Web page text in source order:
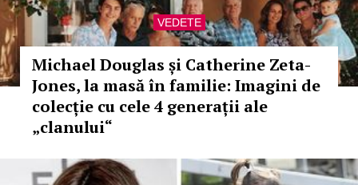
VEDETE
Michael Douglas și Catherine Zeta-
Jones, la masă în familie: Imagini de
colecție cu cele 4 generații ale
„clanului“